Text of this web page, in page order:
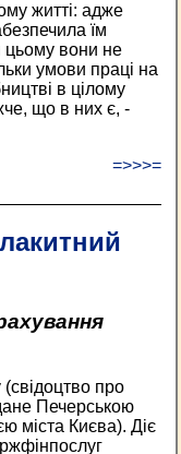
житті: адже
їм
цьому вони не
умови праці на
в цілому
що в них є, -
=>>>=
про
Печерською
міста Києва). Діє